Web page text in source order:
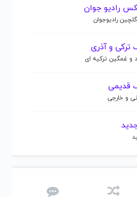
رادیو جوان
رادیوجوان
و آذری
و غمگین ترکیه ای
قدیمی
و خارجی